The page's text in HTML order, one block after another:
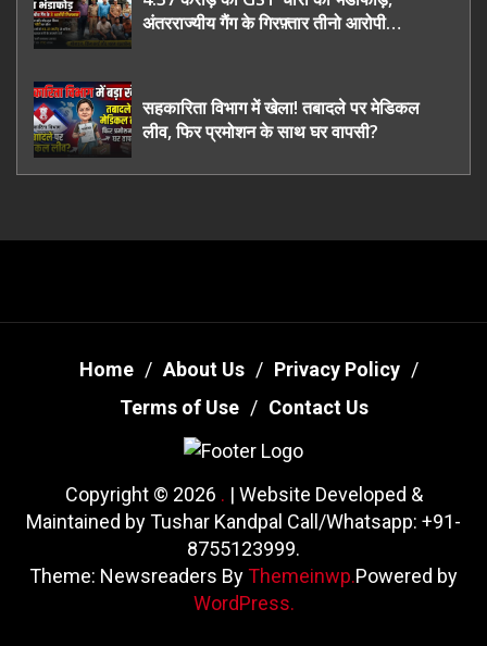
अंतरराज्यीय गैंग के गिरफ़्तार तीनो आरोपी
सहकारिता विभाग में खेला! तबादले पर मेडिकल
लीव, फिर प्रमोशन के साथ घर वापसी?
Home About Us
Privacy Policy
Terms of Use
Contact Us
Copyright © 2026 . | Website Developed &
Maintained by Tushar Kandpal Call/Whatsapp: +91-
8755123999.
Theme: Newsreaders By Themeinwp.Powered by
WordPress.